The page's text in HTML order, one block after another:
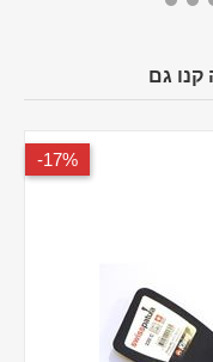
קנו גם
17%-